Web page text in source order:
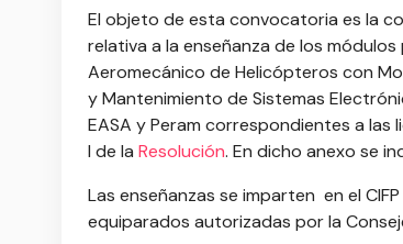
El objeto de esta convocatoria es la
relativa a la enseñanza de los
Aeromecánico de Helicópteros con
y Mantenimiento de Sistemas
EASA y Peram correspondientes a las
I de la Resolución. En dicho anexo se
Las enseñanzas se imparten en el
equiparados autorizadas por la